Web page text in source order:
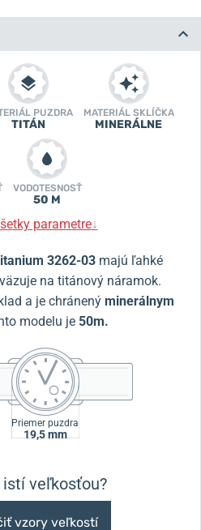
PUZDRA
TITÁN
MATERIÁL SKLÍČKA
MINERÁLNE
VODOTESNOSŤ
50 M
parametre↓
3262-03 majú ľahké
na titánový náramok.
a je chránený minerálnym
modelu je 50m.
Priemer puzdra
19,5 mm
veľkosťou?
vzory veľkostí